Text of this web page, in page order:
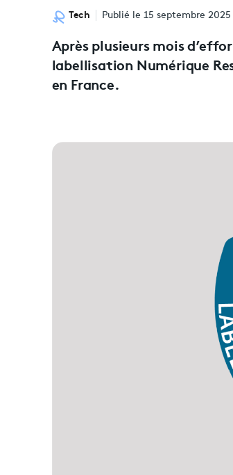
Tech Publié le 15 septembre 2025
Après plusieurs mois
labellisation Numérique
en France.